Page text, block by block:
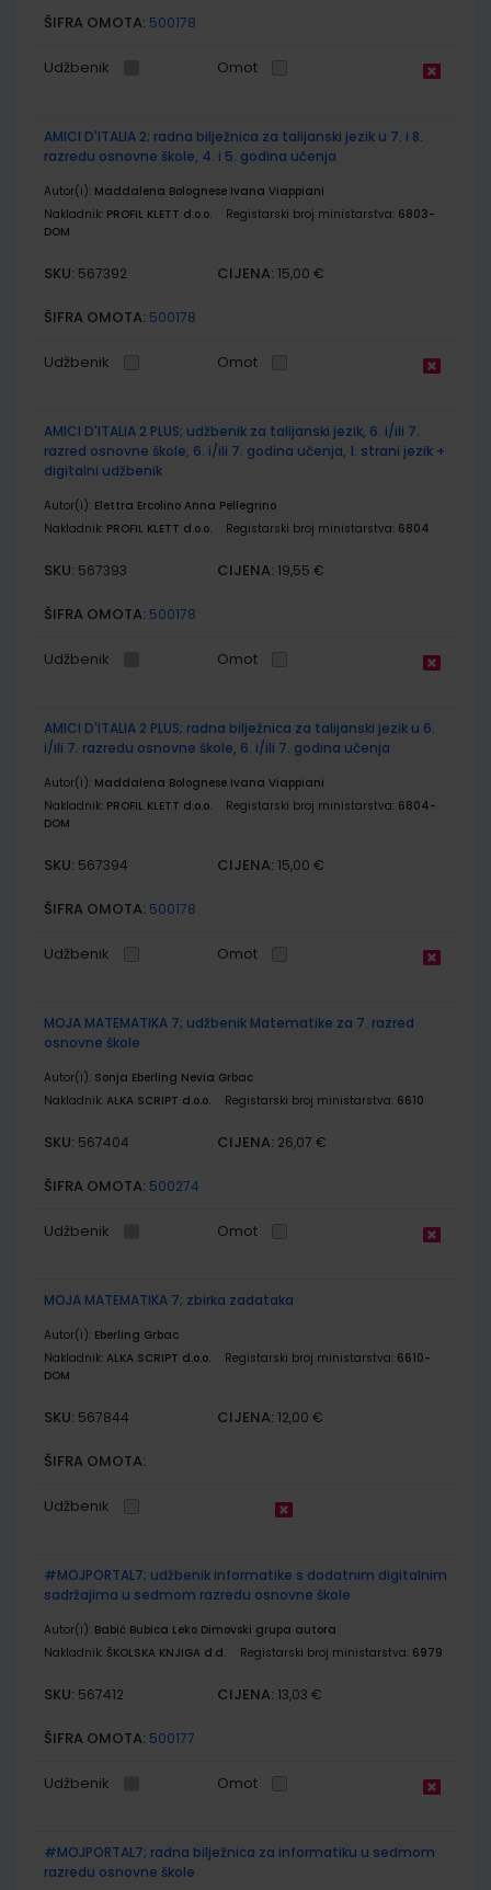
ŠIFRA OMOTA: 500178
Udžbenik Omot
AMICI D'ITALIA 2; radna bilježnica za talijanski jezik u 7. i 8.
razredu osnovne škole, 4. i 5. godina učenja
Autor(i): Maddalena Bolognese Ivana Viappiani
Nakladnik: PROFIL KLETT d.o.o. Registarski broj ministarstva: 6803-
DOM
SKU: 567392 CIJENA: 15,00 €
ŠIFRA OMOTA: 500178
Udžbenik Omot
AMICI D'ITALIA 2 PLUS; udžbenik za talijanski jezik, 6. i/ili 7.
razred osnovne škole, 6. i/ili 7. godina učenja, 1. strani jezik +
digitalni udžbenik
Autor(i): Elettra Ercolino Anna Pellegrino
Nakladnik: PROFIL KLETT d.o.o. Registarski broj ministarstva: 6804
SKU: 567393 CIJENA: 19,55 €
ŠIFRA OMOTA: 500178
Udžbenik Omot
AMICI D'ITALIA 2 PLUS; radna bilježnica za talijanski jezik u 6.
i/ili 7. razredu osnovne škole, 6. i/ili 7. godina učenja
Autor(i): Maddalena Bolognese Ivana Viappiani
Nakladnik: PROFIL KLETT d.o.o. Registarski broj ministarstva: 6804-
DOM
SKU: 567394 CIJENA: 15,00 €
ŠIFRA OMOTA: 500178
Udžbenik Omot
MOJA MATEMATIKA 7; udžbenik Matematike za 7. razred
osnovne škole
Autor(i): Sonja Eberling Nevia Grbac
Nakladnik: ALKA SCRIPT d.o.o. Registarski broj ministarstva: 6610
SKU: 567404 CIJENA: 26,07 €
ŠIFRA OMOTA: 500274
Udžbenik Omot
MOJA MATEMATIKA 7; zbirka zadataka
Autor(i): Eberling Grbac
Nakladnik: ALKA SCRIPT d.o.o. Registarski broj ministarstva: 6610-
DOM
SKU: 567844 CIJENA: 12,00 €
ŠIFRA OMOTA:
Udžbenik
#MOJPORTAL7; udžbenik informatike s dodatnim digitalnim
sadržajima u sedmom razredu osnovne škole
Autor(i): Babić Bubica Leko Dimovski grupa autora
Nakladnik: ŠKOLSKA KNJIGA d.d. Registarski broj ministarstva: 6979
SKU: 567412 CIJENA: 13,03 €
ŠIFRA OMOTA: 500177
Udžbenik Omot
#MOJPORTAL7; radna bilježnica za informatiku u sedmom
razredu osnovne škole